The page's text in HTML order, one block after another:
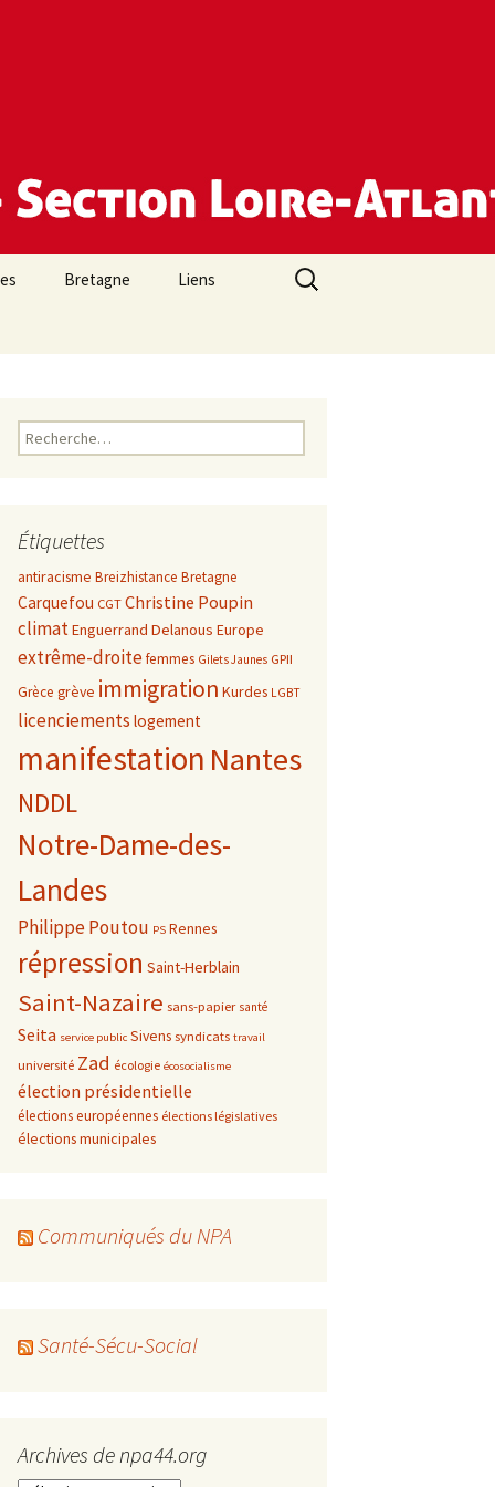
Bretagne Liens
Rechercher :
Rechercher :
Étiquettes
antiracisme Breizhistance Bretagne
Carquefou CGTChristine Poupin
climatEnguerrand Delanous Europe
extrême-droitefemmes Gilets Jaunes GPII
Grèce grève immigration Kurdes LGBT
licenciements logement
manifestation Nantes
NDDL
Notre-Dame-des-
Landes
Philippe Poutou PS Rennes
répression Saint-Herblain
Saint-Nazaire sans-papier santé
Seita service public Sivens syndicats travail
université Zad écologie écosocialisme
élection présidentielle
élections européennes élections législatives
élections municipales
Communiqués du NPA
Santé-Sécu-Social
Archives de npa44.org